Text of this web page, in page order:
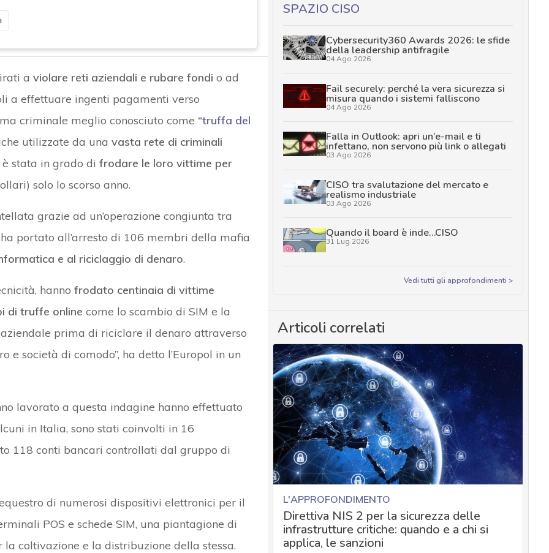
a violare reti aziendali e rubare fondi o ad
a effettuare ingenti pagamenti verso
criminale meglio conosciuto come “truffa del
utilizzate da una vasta rete di criminali
stata in grado di frodare le loro vittime per
solo lo scorso anno.
grazie ad un’operazione congiunta tra
portato all’arresto di 106 membri della mafia
e al riciclaggio di denaro.
hanno frodato centinaia di vittime
di truffe online come lo scambio di SIM e la
prima di riciclare il denaro attraverso
società di comodo”, ha detto l’Europol in un
lavorato a questa indagine hanno effettuato
in Italia, sono stati coinvolti in 16
118 conti bancari controllati dal gruppo di
di numerosi dispositivi elettronici per il
POS e schede SIM, una piantagione di
coltivazione e la distribuzione della stessa.
SPAZIO CISO
Cybersecurity360 Awards 2026: le sfide
della leadership antifragile
04 Ago 2026
Fail securely: perché la vera sicurezza si
misura quando i sistemi falliscono
04 Ago 2026
Falla in Outlook: apri un’e-mail e ti
infettano, non servono più link o allegati
03 Ago 2026
CISO tra svalutazione del mercato e
realismo industriale
03 Ago 2026
Quando il board è inde…CISO
31 Lug 2026
Vedi tutti gli approfondimenti >
Articoli correlati
L'APPROFONDIMENTO
Direttiva NIS 2 per la sicurezza delle
infrastrutture critiche: quando e a chi si
applica, le sanzioni